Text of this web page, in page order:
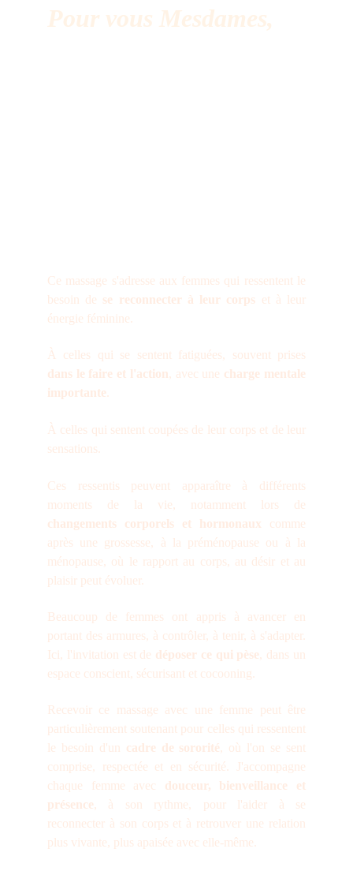
Ce massage s'adresse aux femmes qui ressentent le
besoin de se reconnecter à leur corps et à leur
énergie féminine.
À celles qui se sentent fatiguées, souvent prises
dans le faire et l'action, avec une charge mentale
importante
À celles qui sentent coupées de leur corps et de leur
sensations.
Ces ressentis peuvent apparaître à différents
moments de la vie, notamment lors de
changements corporels et hormonaux comme
après une grossesse, à la préménopause ou à la
ménopause, où le rapport au corps, au désir et au
plaisir peut évoluer.
Beaucoup de femmes ont appris à avancer en
portant des armures, à contrôler, à tenir, à s'adapter.
Ici, l'invitation est de déposer ce qui pèse, dans un
espace conscient, sécurisant et cocooning.
Recevoir ce massage avec une femme peut être
particulièrement soutenant pour celles qui ressentent
le besoin d'un cadre de sororité, où l'on se sent
comprise, respectée et en sécurité. J'accompagne
chaque femme avec douceur, bienveillance et
présence, à son rythme, pour l'aider à se
reconnecter à son corps et à retrouver une relation
plus vivante, plus apaisée avec elle-même.
Pour vous Mesdames,